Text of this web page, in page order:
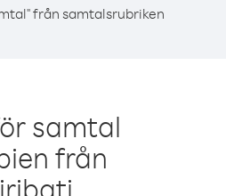
från samtalsrubriken
samtal
från